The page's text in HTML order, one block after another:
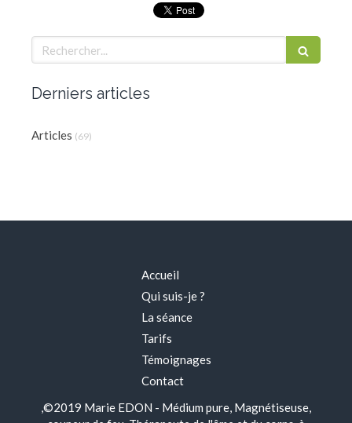
Rechercher
Derniers articles
Articles (69)
Accueil
Qui suis-je ?
La séance
Tarifs
Témoignages
Contact
,©2019 Marie EDON - Médium pure, Magnétiseuse,